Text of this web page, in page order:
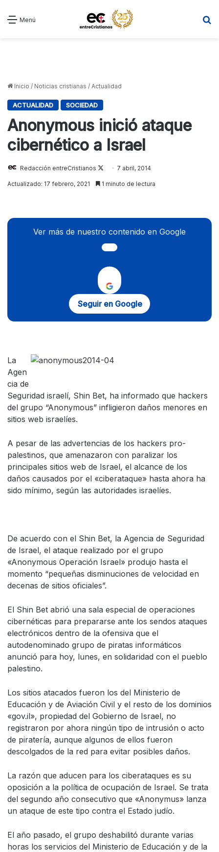
Menú
Inicio / Noticias cristianas / Actualidad
ACTUALIDAD SOCIEDAD
Anonymous inició ataque
cibernético a Israel
Redacción entreCristianos
Follow7 abril, 2014
Actualizado: 17 febrero, 2021 1 minuto de lectura
Ver más de nuestro contenido en Google
Seguir en Google
La
Agen
cia de
Seguridad israelí, Shin Bet, ha informado que hackers
del grupo “Anonymous” infligieron daños menores en
sitios web israelíes.
A pesar de las advertencias de los hackers pro-
palestinos, que amenazaron con paralizar los
principales sitios web de Israel, el alcance de los
daños causados por el «ciberataque» hasta ahora ha
sido mínimo, según las autoridades israelíes.
De acuerdo con el Shin Bet, la Agencia de Seguridad
de Israel, el ataque realizado por el grupo
«Anonymous Operación Israel» produjo hasta el
momento “pequeñas disminuciones de velocidad en
decenas de sitios oficiales”.
El Shin Bet abrió una sala especial de operaciones
cibernéticas para prepararse ante los sendos ataques
electrónicos dentro de la ofensiva que el
autodenominado grupo de piratas informáticos
anunció para hoy, lunes, en solidaridad con el pueblo
palestino.
Los sitios atacados fueron los del Ministerio de
Educación y de Aviación Civil y el resto de los dominios
«gov.il», propiedad del Gobierno de Israel, no
registraron por ahora ningún tipo de intrusión o acto
de piratería, aunque algunos de ellos fueron
descolgados de la red para evitar posibles daños.
La razón que aducen para los ciberataques es su
oposición a la política de ocupación de Israel. Se trata
del segundo año consecutivo que «Anonymus» lanza
un ataque de este tipo contra el Estado judío.
El año pasado, el grupo deshabilitó durante varias
horas los servicios del Ministerio de Educación y de la